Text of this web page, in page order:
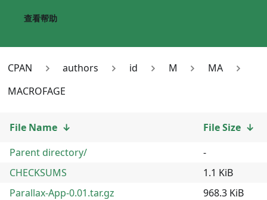
查看帮助
CPAN authors id M
MA
MACROFAGE
File Name ↓ File Size ↓
Parent directory/
-
CHECKSUMS
1.1 KiB
Parallax-App-0.01.tar.gz
968.3 KiB